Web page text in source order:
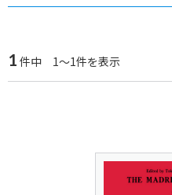
1 件中 1～1件を表示